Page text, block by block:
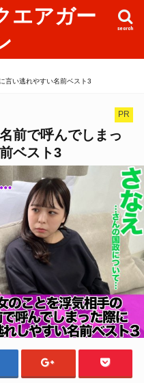
エアガー
search
言い逃れやすい名前ベスト3
PR
前で呼んでしまっ
ベスト3